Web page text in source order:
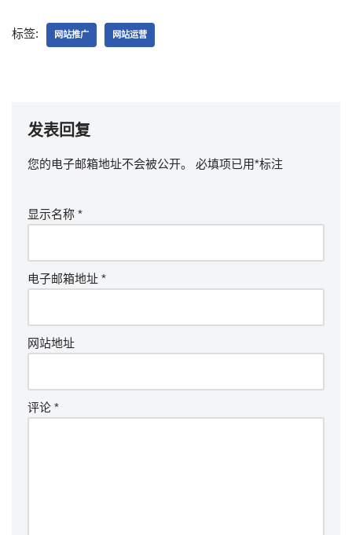
标签: 网站推广 网站运营
发表回复
您的电子邮箱地址不会被公开。 必填项已用*标注
显示名称 *
电子邮箱地址 *
网站地址
评论 *